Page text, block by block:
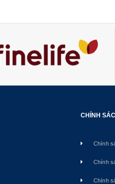
CHÍNH
Chính
Chính
Chính